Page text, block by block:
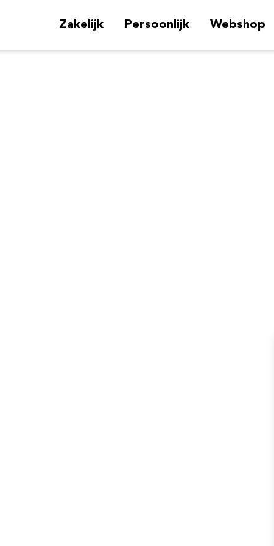
Zakelijk Persoonlijk Webshop